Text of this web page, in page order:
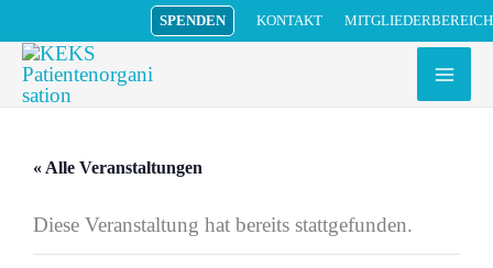
Inhalt
springen
SPENDEN KONTAKT MITGLIEDERBEREICH
« Alle Veranstaltungen
Diese Veranstaltung hat bereits stattgefunden.